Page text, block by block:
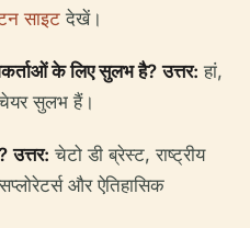
साइटदेखें।
के लिए सुलभ है? उत्तर: हां,
सुलभ हैं।
उत्तर: चेटो डी ब्रेस्ट, राष्ट्रीय
और ऐतिहासिक